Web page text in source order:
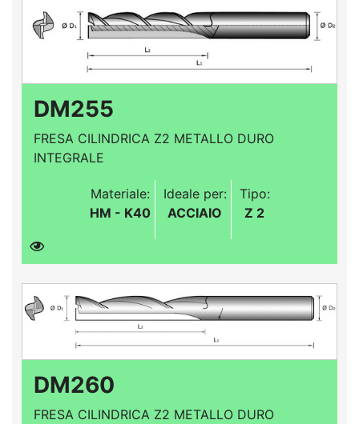
DM255
FRESA CILINDRICA Z2 METALLO DURO
INTEGRALE
Materiale:
HM - K40
Ideale per:
ACCIAIO
Tipo:
Z 2
DM260
FRESA CILINDRICA Z2 METALLO DURO